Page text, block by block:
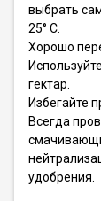
выбрать
25° С.
Хорошо
гектар.
Избегайте
Всегда
удобрения.